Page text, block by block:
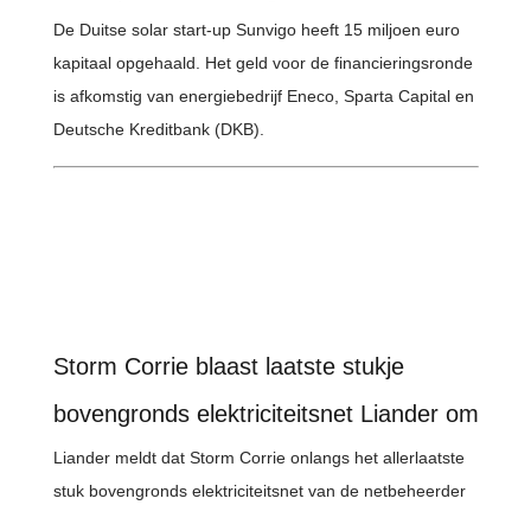
De Duitse solar start-up Sunvigo heeft 15 miljoen euro
kapitaal opgehaald. Het geld voor de financieringsronde
is afkomstig van energiebedrijf Eneco, Sparta Capital en
Deutsche Kreditbank (DKB).
Storm Corrie blaast laatste stukje
bovengronds elektriciteitsnet Liander om
Liander meldt dat Storm Corrie onlangs het allerlaatste
stuk bovengronds elektriciteitsnet van de netbeheerder